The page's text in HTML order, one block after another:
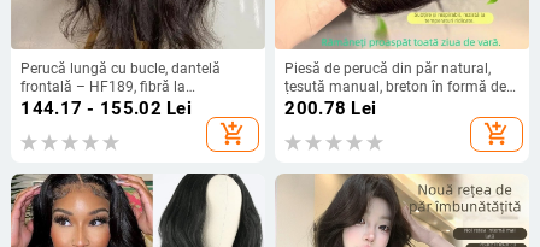
Perucă lungă cu bucle, dantelă
frontală – HF189, fibră la
temperaturi înalte, aspect natural,
144.17 - 155.02 Lei
add_shopping_cart
Piesă de perucă din păr natural,
țesută manual, breton în formă de
opt (lanugo) pentru acoperirea liniei
părului; invizibil, natural, ușor și
respirabil (Material: păr natural;
Vopsire/coafare permisă; Tip păr:
200.78 Lei
add_shopping_cart